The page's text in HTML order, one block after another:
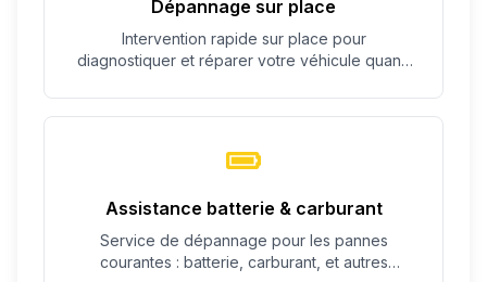
Dépannage sur place
Intervention rapide sur place pour
diagnostiquer et réparer votre véhicule quand
Assistance batterie & carburant
Service de dépannage pour les pannes
courantes : batterie, carburant, et autres